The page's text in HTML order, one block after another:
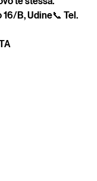
te stessa.